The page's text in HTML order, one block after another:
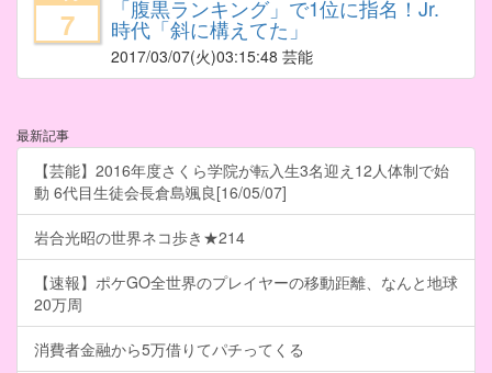
7 「腹黒ランキング」で1位に指名！Jr.
時代「斜に構えてた」
2017/03/07(火)03:15:48 芸能
最新記事
【芸能】2016年度さくら学院が転入生3名迎え12人体制で始
動 6代目生徒会長倉島颯良[16/05/07]
岩合光昭の世界ネコ歩き★214
【速報】ポケGO全世界のプレイヤーの移動距離、なんと地球
20万周
消費者金融から5万借りてパチってくる